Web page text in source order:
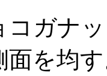
コガナ
側面